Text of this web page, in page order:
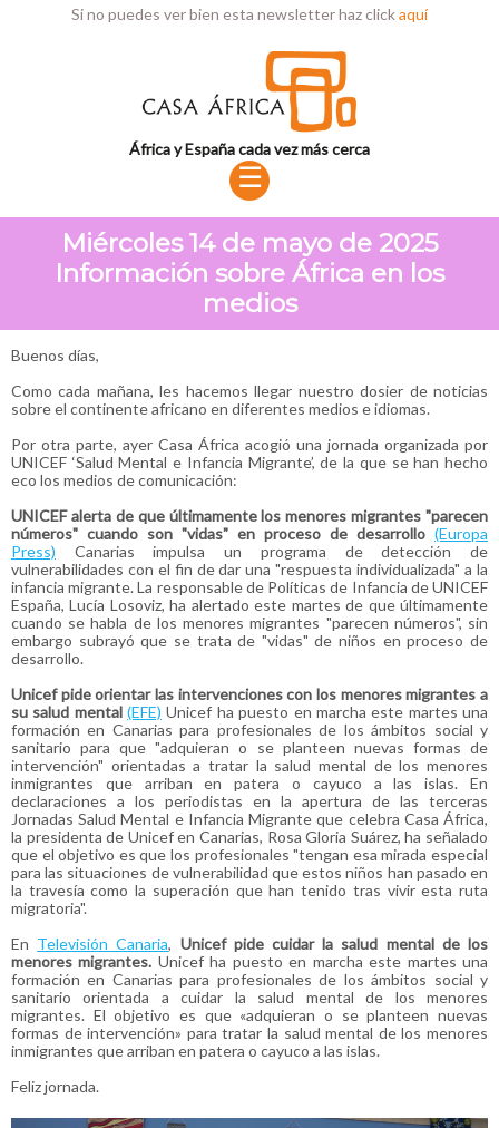
Si no puedes ver bien esta newsletter haz clickaquí
África y España cada vez más cerca
☰
Miércoles 14 de mayo de 2025
Información sobre África en los
medios
Buenos días,
Como cada mañana, les hacemos llegar nuestro dosier de noticias
sobre el continente africano en diferentes medios e idiomas.
Por otra parte, ayer Casa África acogió una jornada organizada por
UNICEF ‘Salud Mental e Infancia Migrante’, de la que se han hecho
eco los medios de comunicación:
UNICEF alerta de que últimamente los menores migrantes "parecen
números" cuando son "vidas" en proceso de desarrollo (Europa
Press) Canarias impulsa un programa de detección de
vulnerabilidades con el fin de dar una "respuesta individualizada" a la
infancia migrante. La responsable de Políticas de Infancia de UNICEF
España, Lucía Losoviz, ha alertado este martes de que últimamente
cuando se habla de los menores migrantes "parecen números", sin
embargo subrayó que se trata de "vidas" de niños en proceso de
desarrollo.
Unicef pide orientar las intervenciones con los menores migrantes a
su salud mental(EFE) Unicef ha puesto en marcha este martes una
formación en Canarias para profesionales de los ámbitos social y
sanitario para que "adquieran o se planteen nuevas formas de
intervención" orientadas a tratar la salud mental de los menores
inmigrantes que arriban en patera o cayuco a las islas. En
declaraciones a los periodistas en la apertura de las terceras
Jornadas Salud Mental e Infancia Migrante que celebra Casa África,
la presidenta de Unicef en Canarias, Rosa Gloria Suárez, ha señalado
que el objetivo es que los profesionales "tengan esa mirada especial
para las situaciones de vulnerabilidad que estos niños han pasado en
la travesía como la superación que han tenido tras vivir esta ruta
migratoria".
En Televisión Canaria, Unicef pide cuidar la salud mental de los
menores migrantes. Unicef ha puesto en marcha este martes una
formación en Canarias para profesionales de los ámbitos social y
sanitario orientada a cuidar la salud mental de los menores
migrantes. El objetivo es que «adquieran o se planteen nuevas
formas de intervención» para tratar la salud mental de los menores
inmigrantes que arriban en patera o cayuco a las islas.
Feliz jornada.